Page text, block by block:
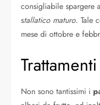
consigliabile spargere
stallatico maturo. Tale
mese di ottobre e
Non sono tantissimi i